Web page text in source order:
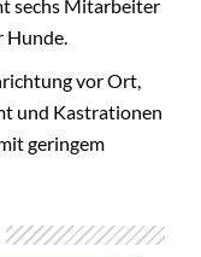
sechs Mitarbeiter
Hunde.
vor Ort,
und Kastrationen
geringem